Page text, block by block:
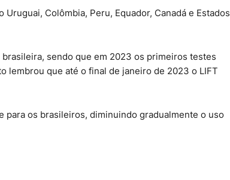
Colômbia, Peru, Equador, Canadá e Estados
sendo que em 2023 os primeiros testes
lembrou que até o final de janeiro de 2023 o LIFT
para os brasileiros, diminuindo gradualmente o uso